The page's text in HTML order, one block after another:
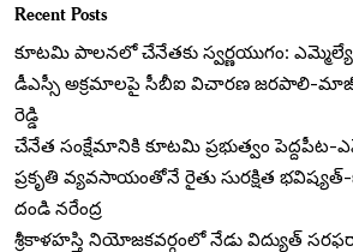
Recent Posts
కూటమి పాలనలో చేనేతకు స్వర్ణయుగం: ఎమ్మెల్యే
డీఎస్సీ అక్రమాలపై సీబీఐ విచారణ జరపాలి-
రెడ్డి
చేనేత సంక్షేమానికి కూటమి ప్రభుత్వం పెద్దపీట-
ప్రకృతి వ్యవసాయంతోనే రైతు సురక్షిత
దండి నరేంద్ర
శ్రీకాళహస్తి నియోజకవర్గంలో నేడు విద్యుత్